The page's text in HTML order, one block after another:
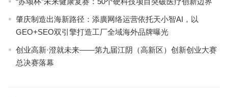
肇庆制造出海新路径：添廣网络运营依托天小智AI，以
GEO+SEO双引擎打造工厂全域海外品牌曝光
创业高新·澄就未来——第九届江阴（高新区）创新创业大赛
总决赛落幕